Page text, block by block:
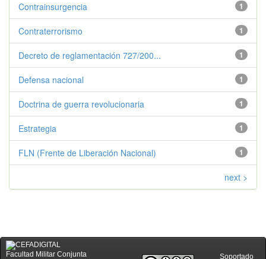
1
Contrainsurgencia
1
Contraterrorismo
1
Decreto de reglamentación 727/200...
1
Defensa nacional
1
Doctrina de guerra revolucionaria
1
Estrategia
1
FLN (Frente de Liberación Nacional)
next >
Facultad Militar Conjunta Soportado